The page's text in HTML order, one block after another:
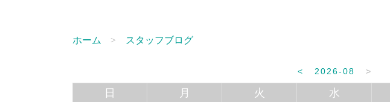
ホーム スタッフブログ
< 2026-08 >
日 月 火 水